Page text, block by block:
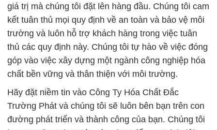
chất bền vững và thân thiện với môi trường.
Hãy đặt niềm tin vào Công Ty Hóa Chất Đắc
Trường Phát và chúng tôi sẽ luôn bên bạn trên con
đường phát triển và thành công của bạn. Chúng tôi
hy vọng được hợp tác cùng bạn để mang lại giải
pháp hóa chất tối ưu và đóng góp vào sự thành
công của doanh nghiệp của bạn.
# Cty bán ( kinh doanh ) Hóa chất K2CO3 ×